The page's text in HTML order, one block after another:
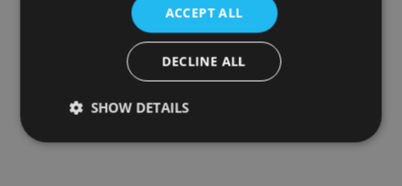
ACCEPT ALL
DECLINE ALL
SHOW DETAILS